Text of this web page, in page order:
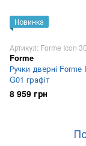
Новинка
Артикул: Forme Icon
Forme
Ручки дверні Forme
G01 графіт
8 959 грн